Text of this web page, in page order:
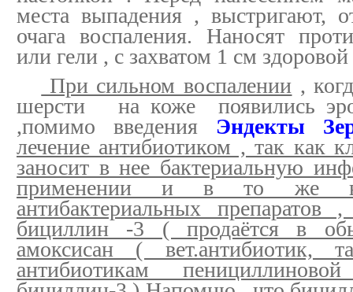
места выпадения , выстригают,
очага воспаления. Наносят
или гели , с захватом 1 см
При сильном воспалении ,
шерсти на коже появились
,помимо введенияЭндекты
лечение антибиотиком , так как
заносит в нее бактериальную
применении и в то же
антибактериальных препаратов
бициллин -3 ( продаётся в
амоксисан ( вет.антибиотик,
антибиотикам